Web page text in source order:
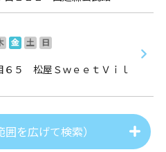
金 土
日
６５ 松屋ＳｗｅｅｔＶｉｌ
を広げて検索）